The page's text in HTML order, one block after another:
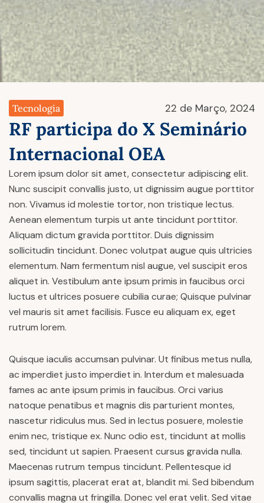
Tecnologia 22 de Março, 2024
RF participa do X Seminário
Internacional OEA
Lorem ipsum dolor sit amet, consectetur adipiscing elit.
Nunc suscipit convallis justo, ut dignissim augue porttitor
non. Vivamus id molestie tortor, non tristique lectus.
Aenean elementum turpis ut ante tincidunt porttitor.
Aliquam dictum gravida porttitor. Duis dignissim
sollicitudin tincidunt. Donec volutpat augue quis ultricies
elementum. Nam fermentum nisl augue, vel suscipit eros
aliquet in. Vestibulum ante ipsum primis in faucibus orci
luctus et ultrices posuere cubilia curae; Quisque pulvinar
vel mauris sit amet facilisis. Fusce eu aliquam ex, eget
rutrum lorem.
Quisque iaculis accumsan pulvinar. Ut finibus metus nulla,
ac imperdiet justo imperdiet in. Interdum et malesuada
fames ac ante ipsum primis in faucibus. Orci varius
natoque penatibus et magnis dis parturient montes,
nascetur ridiculus mus. Sed in lectus posuere, molestie
enim nec, tristique ex. Nunc odio est, tincidunt at mollis
sed, tincidunt ut sapien. Praesent cursus gravida nulla.
Maecenas rutrum tempus tincidunt. Pellentesque id
ipsum sagittis, placerat erat at, blandit mi. Sed bibendum
convallis magna ut fringilla. Donec vel erat velit. Sed vitae